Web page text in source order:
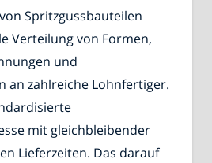
Spritzgussbauteilen
Verteilung von Formen,
und
an zahlreiche Lohnfertiger.
mit gleichbleibender
Lieferzeiten. Das darauf